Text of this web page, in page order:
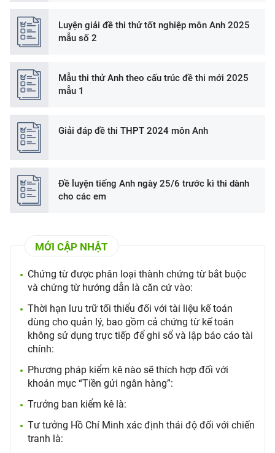
Luyện giải đề thi thử tốt nghiệp môn Anh 2025
mẫu số 2
Mẫu thi thử Anh theo cấu trúc đề thi mới 2025
mẫu 1
Giải đáp đề thi THPT 2024 môn Anh
Đề luyện tiếng Anh ngày 25/6 trước kì thi dành
cho các em
MỚI CẬP NHẬT
Chứng từ được phân loại thành chứng từ bắt buộc
và chứng từ hướng dẫn là căn cứ vào:
Thời hạn lưu trữ tối thiểu đối với tài liệu kế toán
dùng cho quản lý, bao gồm cả chứng từ kế toán
không sử dụng trực tiếp để ghi sổ và lập báo cáo tài
chính:
Phương pháp kiểm kê nào sẽ thích hợp đối với
khoản mục “Tiền gửi ngân hàng”:
Trưởng ban kiểm kê là:
Tư tưởng Hồ Chí Minh xác định thái độ đối với chiến
tranh là: